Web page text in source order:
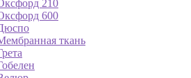
210
600
ткань